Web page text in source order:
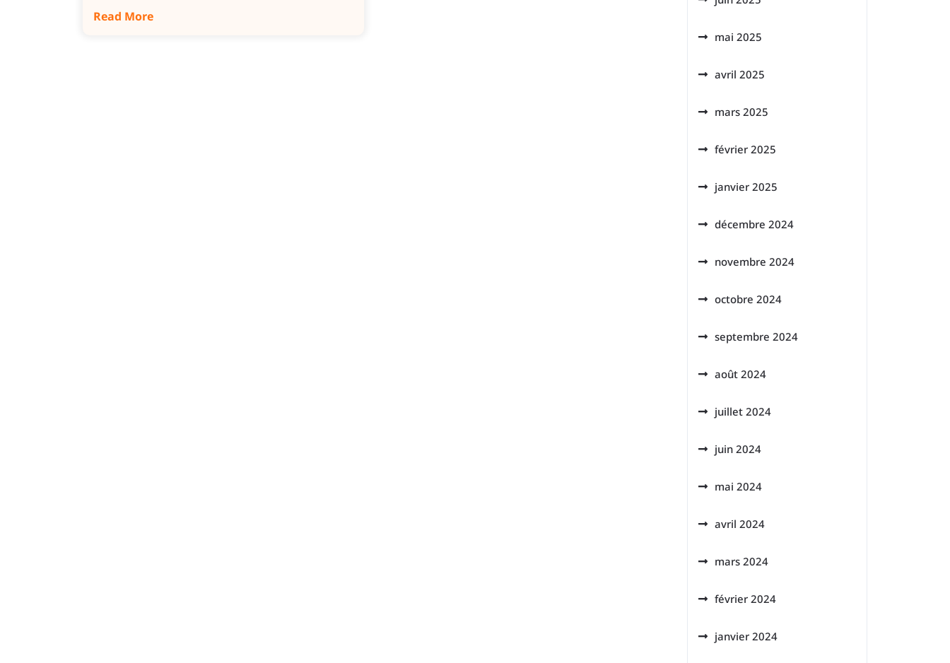
Read More
mai 2025
avril 2025
mars 2025
février 2025
janvier 2025
décembre 2024
novembre 2024
octobre 2024
septembre 2024
août 2024
juillet 2024
juin 2024
mai 2024
avril 2024
mars 2024
février 2024
janvier 2024